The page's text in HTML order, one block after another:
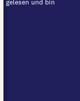
gelesen und bin